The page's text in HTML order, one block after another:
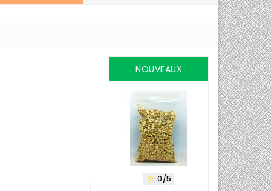
NOUVEAUX
PRODUITS
 0/5